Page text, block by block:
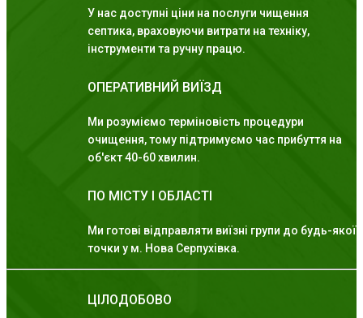
У нас доступні ціни на послуги чищення
септика, враховуючи витрати на техніку,
інструменти та ручну працю.
ОПЕРАТИВНИЙ ВИЇЗД
Ми розуміємо терміновість процедури
очищення, тому підтримуємо час прибуття на
об'єкт 40-60 хвилин.
ПО МІСТУ І ОБЛАСТІ
Ми готові відправляти виїзні групи до будь-якої
точки у м. Нова Серпухівка.
ЦІЛОДОБОВО